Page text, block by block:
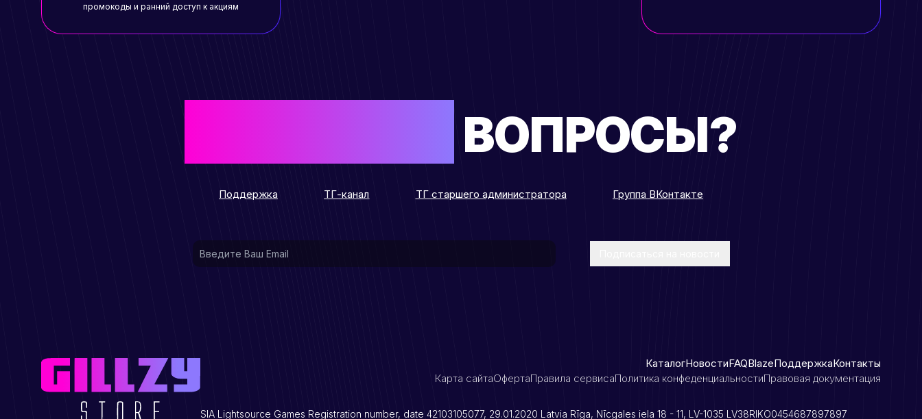
промокоды и ранний доступ к акциям
ВОПРОСЫ?
Поддержка ТГ-канал ТГ старшего администратора Группа ВКонтакте
КаталогНовостиFAQBlazeПоддержкаКонтакты
Карта сайтаОфертаПравила сервисаПолитика конфеденциальностиПравовая документация
SIA Lightsource Games Registration number, date 42103105077, 29.01.2020 Latvia Rīga, Nīcgales iela 18 - 11, LV-1035 LV38RIKO0454687897897